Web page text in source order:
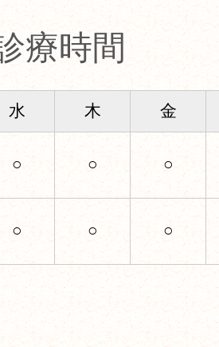
療時間
水 木 金
○ ○ ○
○ ○ ○